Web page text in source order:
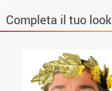
Completa il tuo look